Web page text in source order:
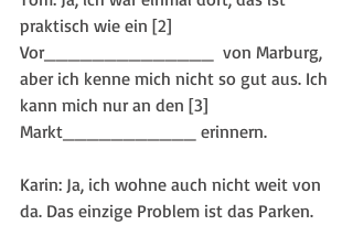
praktisch wie ein [2]
Vor______________  von Marburg,
aber ich kenne mich nicht so gut aus. Ich
kann mich nur an den [3]
Markt___________ erinnern.
Karin: Ja, ich wohne auch nicht weit von
da. Das einzige Problem ist das Parken.